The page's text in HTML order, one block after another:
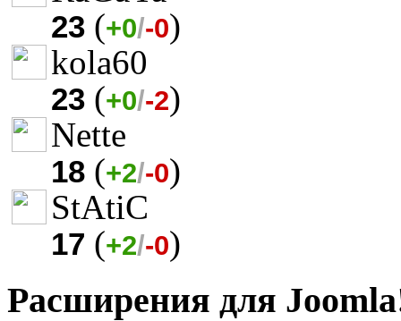
23 (+0/-0)
kola60
23 (+0/-2)
Nette
18 (+2/-0)
StAtiC
17 (+2/-0)
Расширения для